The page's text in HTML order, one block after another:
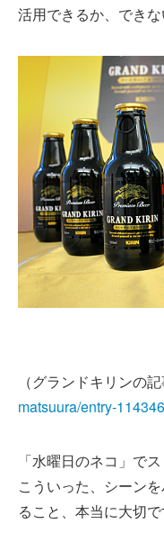
活用できるか、できな
（グランドキリン
matsuura/entry-
「水曜日のネコ」で
こういった、シーン
ること、本当に大切で